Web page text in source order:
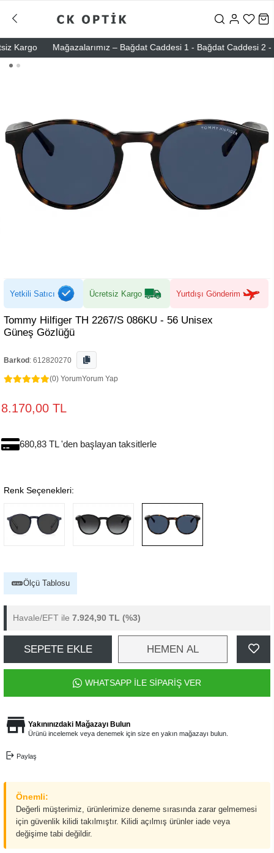
Mağazalarımız – Bağdat Caddesi 1 - Bağdat Caddesi 2 -
Yetkili Satıcı Ücretsiz Kargo Yurtdışı Gönderim
Tommy Hilfiger TH 2267/S 086KU - 56 Unisex
Güneş Gözlüğü
Barkod : 612820270
(0) YorumYorum Yap
8.170,00 TL
680,83 TL 'den başlayan taksitlerle
Renk Seçenekleri:
Ölçü Tablosu
Havale/EFT ile 7.924,90 TL (%3)
SEPETE EKLE HEMEN AL
WHATSAPP İLE SİPARİŞ VER
Yakınınızdaki Mağazayı Bulun
Ürünü incelemek veya denemek için size en yakın mağazayı bulun.
Paylaş
Önemli:
Değerli müşterimiz, ürünlerimize deneme sırasında zarar gelmemesi
için güvenlik kilidi takılmıştır. Kilidi açılmış ürünler iade veya
değişime tabi değildir.